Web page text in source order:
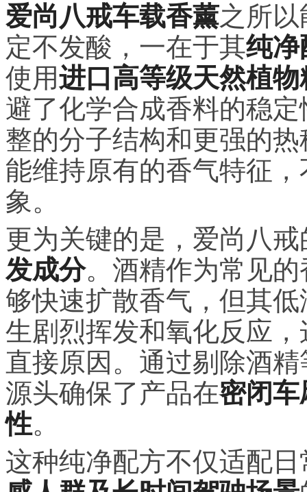
爱尚八戒车载香薰之所
定不发酸，一在于其纯净
使用进口高等级天然植物
避了化学合成香料的稳
整的分子结构和更强的
能维持原有的香气特征
象。
更为关键的是，爱尚八
发成分。酒精作为常见
够快速扩散香气，但其
生剧烈挥发和氧化反应
直接原因。通过剔除酒
源头确保了产品在密闭车
性。
这种纯净配方不仅适配